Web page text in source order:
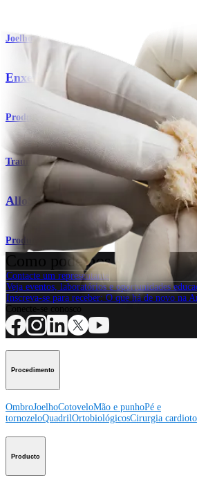
Joelho
Enxertos ósseos AlloSync™
Produto
Traumatismo - Extremidades superiores
AlloSync™ Bone Grafts
Produto
Como podemos ajudar?
Contacte um representante
Veja eventos, laboratórios e oportunidades
Inscreva-se para receber: O que há de novo na
Procedimento
OmbroJoelhoCotoveloMão e punhoPé e
tornozeloQuadrilOrtobiológicosCirurgia
Producto